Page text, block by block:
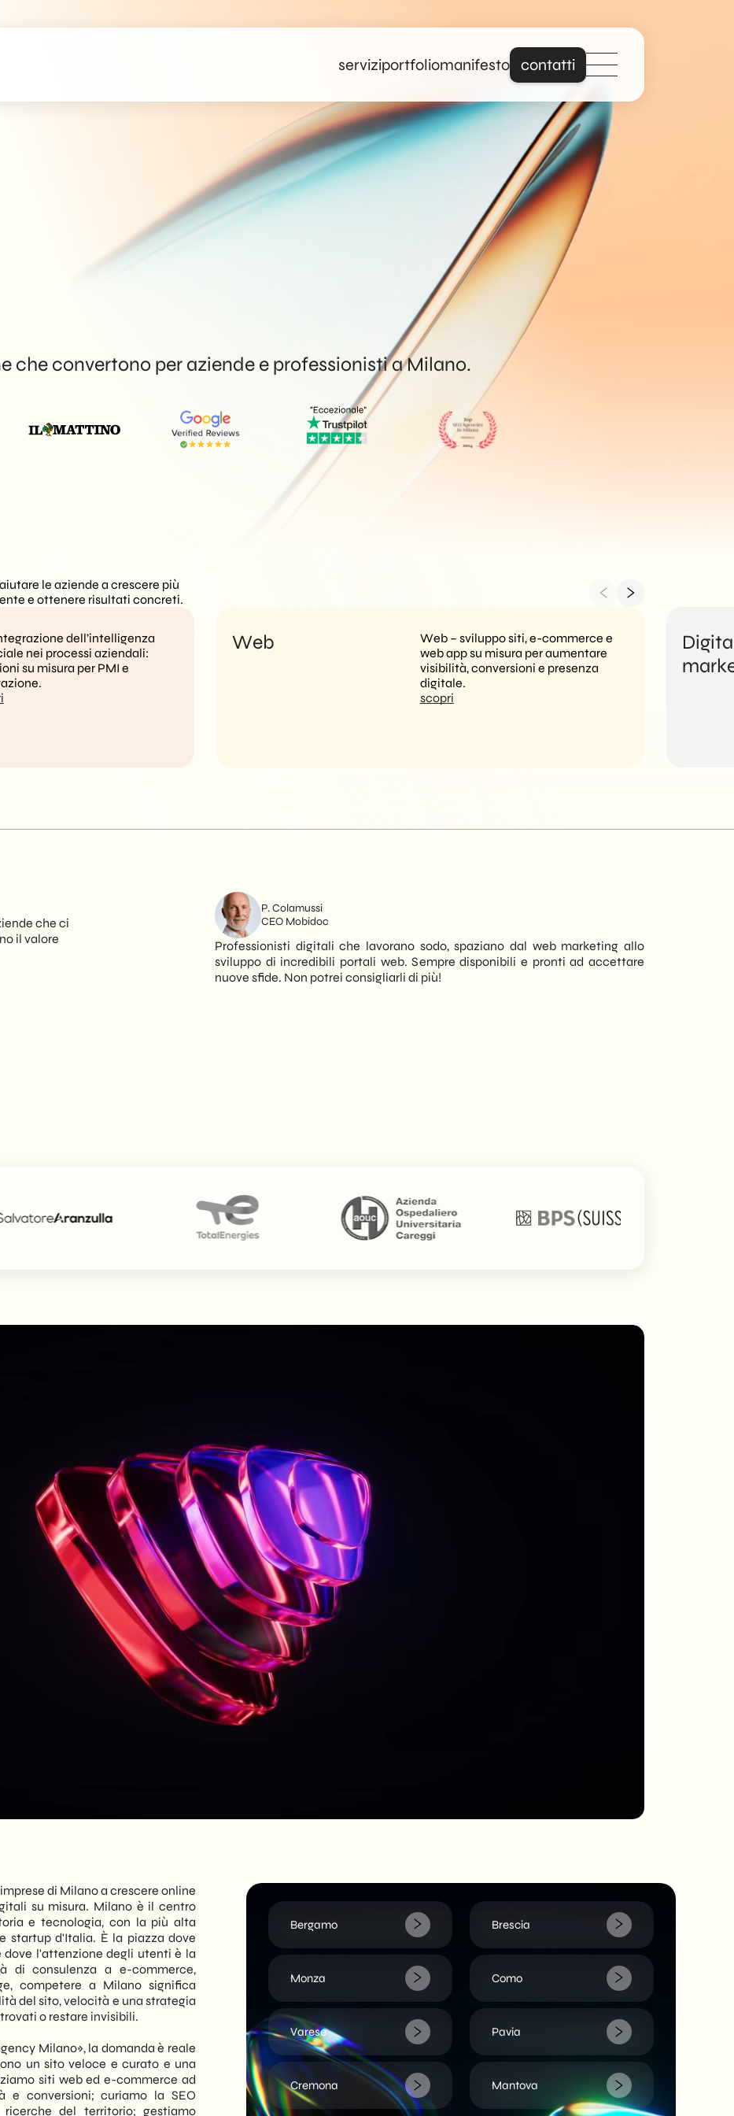
serviziportfoliomanifesto contatti
Distinguiti online
con un sito che
parla davvero di
te.
Forte di anni di
esperienza nella
creazione di siti web
professionali e
responsive, offriamo
soluzioni digitali su
misura per ogni
esigenza - aziendale
o privata.
che convertono per aziende e professionisti a Milano.
le aziende a crescere più
e ottenere risultati concreti.
dell’intelligenza
nei processi aziendali:
su misura per PMI e
Web
Web – sviluppo siti, e-commerce e
web app su misura per aumentare
visibilità, conversioni e presenza
digitale.
scopri
che ci
il valore
P. Colamussi
CEO Mobidoc
Professionisti digitali che lavorano sodo, spaziano dal web marketing allo
sviluppo di incredibili portali web. Sempre disponibili e pronti ad accettare
nuove sfide. Non potrei consigliarli di più!
di Milano a crescere online
su misura. Milano è il centro
e tecnologia, con la più alta
startup d'Italia. È la piazza dove
l'attenzione degli utenti è la
di consulenza a e-commerce,
competere a Milano significa
del sito, velocità e una strategia
o restare invisibili.
Milano», la domanda è reale
un sito veloce e curato e una
siti web ed e-commerce ad
e conversioni; curiamo la SEO
del territorio; gestiamo
Bergamo Brescia
Monza Como
Varese Pavia
Cremona Mantova